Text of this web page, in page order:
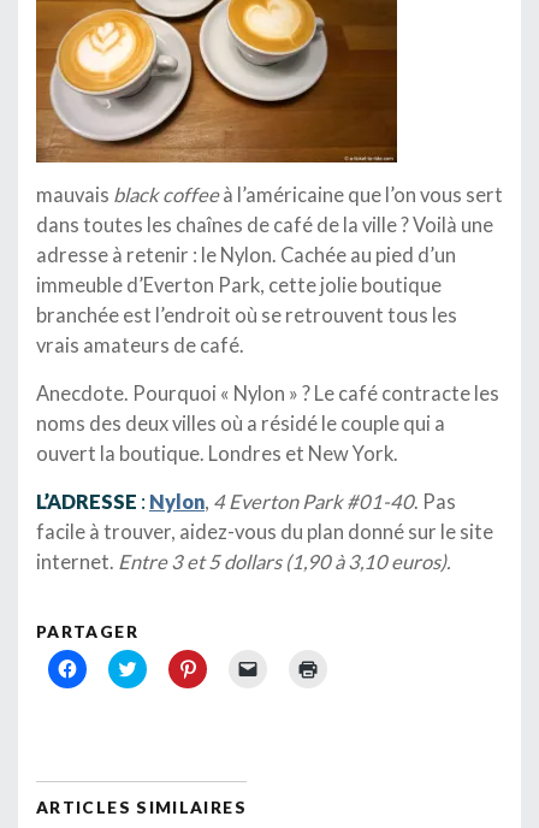
mauvais black coffeeà l’américaine que l’on vous sert
dans toutes les chaînes de café de la ville ? Voilà une
adresse à retenir : le Nylon. Cachée au pied d’un
immeuble d’Everton Park, cette jolie boutique
branchée est l’endroit où se retrouvent tous les
vrais amateurs de café.
Anecdote. Pourquoi « Nylon » ? Le café contracte les
noms des deux villes où a résidé le couple qui a
ouvert la boutique. Londres et New York.
L’ADRESSE : Nylon, 4 Everton Park #01-40. Pas
facile à trouver, aidez-vous du plan donné sur le site
internet. Entre 3 et 5 dollars (1,90 à 3,10 euros).
PARTAGER
Cliquez
pour
Cliquez
pour
Cliquez
pour
Cliquer
ARTICLES SIMILAIRES